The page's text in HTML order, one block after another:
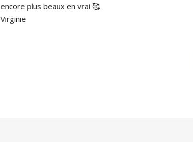
encore plus beaux en vrai 🥰
Virginie